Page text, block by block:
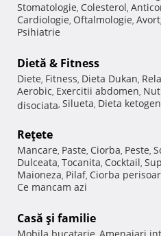
Stomatologie, Colesterol,
Cardiologie, Oftalmologie, Avort,
Psihiatrie
Dietă & Fitness
Diete, Fitness, Dieta Dukan,
Aerobic, Exercitii abdomen,
disociata, Silueta, Dieta
Reţete
Mancare, Paste, Ciorba, Peste,
Dulceata, Tocanita, Cocktail,
Maioneza, Pilaf, Ciorba
Ce mancam azi
Casă şi familie